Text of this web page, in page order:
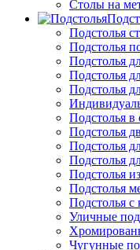
Столы на
Подстолья
Подстолья
Подстолья
Подстолья
Подстолья
Подстолья в
Подстолья
Подстолья
Подстолья
Подстолья
Подстолья
Подстолья с
Уличные
Чугунные